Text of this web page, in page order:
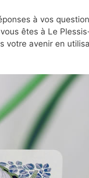
à vos
êtes à Le
votre avenir en